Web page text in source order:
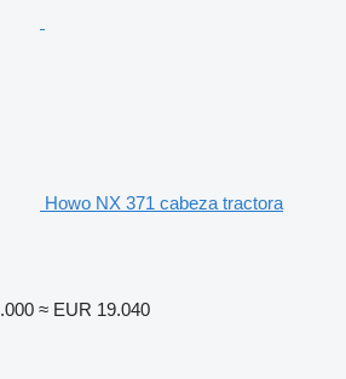
Howo NX 371 cabeza tractora
≈ EUR 19.040